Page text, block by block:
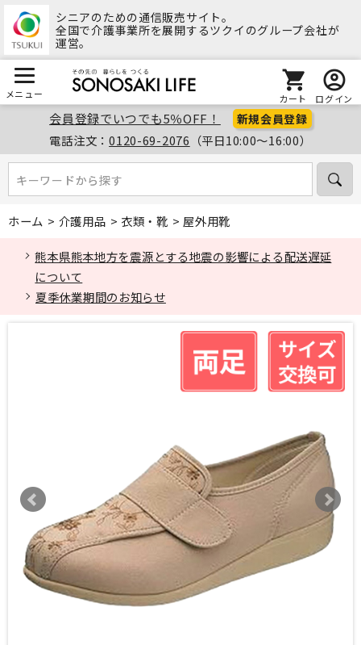
シニアのための通信販売サイト。
全国で介護事業所を展開するツクイのグループ会社が
運営。
メニュー カート ログイン
会員登録でいつでも5％OFF！ 新規会員登録
電話注文：0120-69-2076 （平日10:00～16:00）
キーワードから探す
キーワードから探す
ホーム > 介護用品 > 衣類・靴 > 屋外用靴
熊本県熊本地方を震源とする地震の影響による配送遅延
について
夏季休業期間のお知らせ